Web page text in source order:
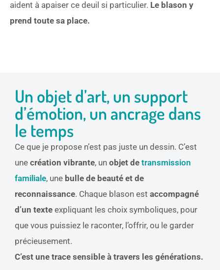
aident à apaiser ce deuil si particulier. Le blason y
prend toute sa place.
Un objet d’art, un support
d’émotion, un ancrage dans
le temps
Ce que je propose n’est pas juste un dessin. C’est
une création vibrante, un objet de transmission
familiale, une bulle de beauté et de
reconnaissance. Chaque blason est accompagné
d’un texte expliquant les choix symboliques, pour
que vous puissiez le raconter, l’offrir, ou le garder
précieusement.
C’est une trace sensible à travers les générations.